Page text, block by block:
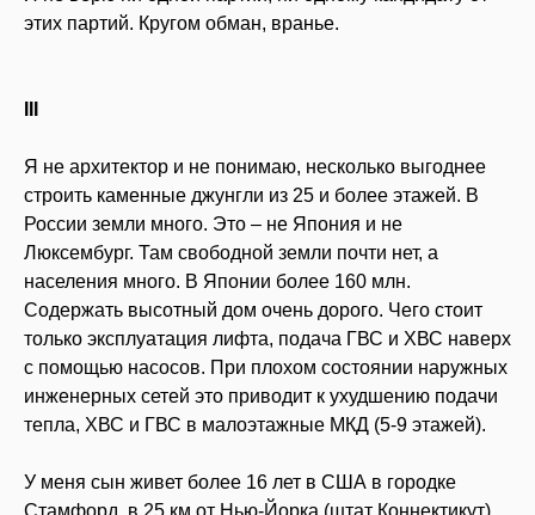
этих партий. Кругом обман, вранье.
Я не архитектор и не понимаю, несколько выгоднее
строить каменные джунгли из 25 и более этажей. В
России земли много. Это – не Япония и не
Люксембург. Там свободной земли почти нет, а
населения много. В Японии более 160 млн.
Содержать высотный дом очень дорого. Чего стоит
только эксплуатация лифта, подача ГВС и ХВС наверх
с помощью насосов. При плохом состоянии наружных
инженерных сетей это приводит к ухудшению подачи
тепла, ХВС и ГВС в малоэтажные МКД (5-9 этажей).
У меня сын живет более 16 лет в США в городке
Стамфорд, в 25 км от Нью-Йорка (штат Коннектикут).